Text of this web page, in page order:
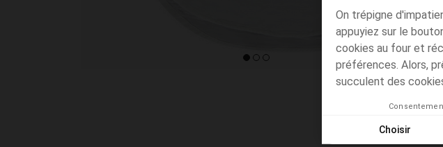
On trépigne
appuyiez sur le
cookies au four et
préférences. Alors,
succulent des
Choisir